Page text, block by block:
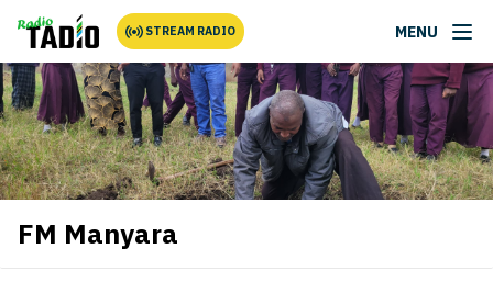
STREAM RADIO MENU
FM Manyara